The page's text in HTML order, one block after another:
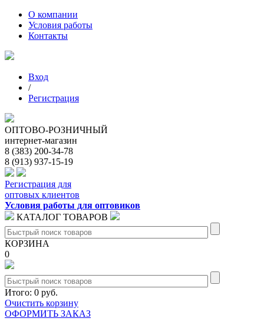
О компании
Условия работы
Контакты
Вход
/
Регистрация
ОПТОВО-РОЗНИЧНЫЙ
интернет-магазин
8 (383) 200-34-78
8 (913) 937-15-19
Регистрация для
оптовых клиентов
Условия работы для оптовиков
КАТАЛОГ ТОВАРОВ
КОРЗИНА
0
Итого: 0 руб.
Очистить корзину
ОФОРМИТЬ ЗАКАЗ